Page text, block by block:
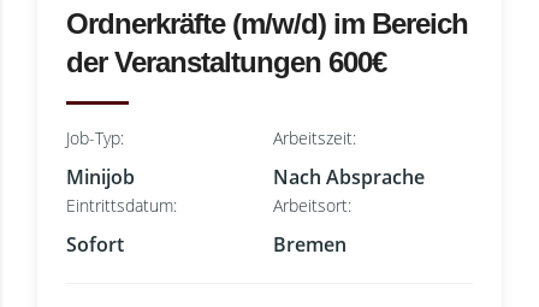
Ordnerkräfte (m/w/d) im Bereich
der Veranstaltungen 600€
Job-Typ:
Minijob
Arbeitszeit:
Nach Absprache
Eintrittsdatum:
Sofort
Arbeitsort:
Bremen